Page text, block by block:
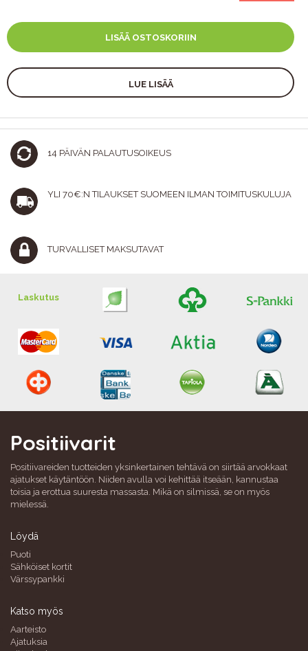
LISÄÄ OSTOSKORIIN
LUE LISÄÄ
14 PÄIVÄN PALAUTUSOIKEUS
YLI 70€:N TILAUKSET SUOMEEN ILMAN TOIMITUSKULUJA
TURVALLISET MAKSUTAVAT
Laskutus
Positiivarit
Positiivareiden tuotteiden yksinkertainen tehtävä on siirtää arvokkaat
ajatukset käytäntöön. Niiden avulla voi kehittää itseään, kannustaa
toisia ja erottua suuresta massasta. Mikä on silmissä, se on myös
mielessä.
Löydä
Puoti
Sähköiset kortit
Värssypankki
Katso myös
Aarteisto
Ajatuksia